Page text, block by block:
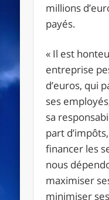
millions
payés.
« Il est
entreprise
d’euros, qui
ses
sa
part
financer les
nous
maximiser
minimiser